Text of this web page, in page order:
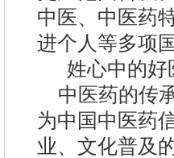
中医、中医药
进个人等多项
姓心中的
中医药的传
为中国中医药
业、文化普及